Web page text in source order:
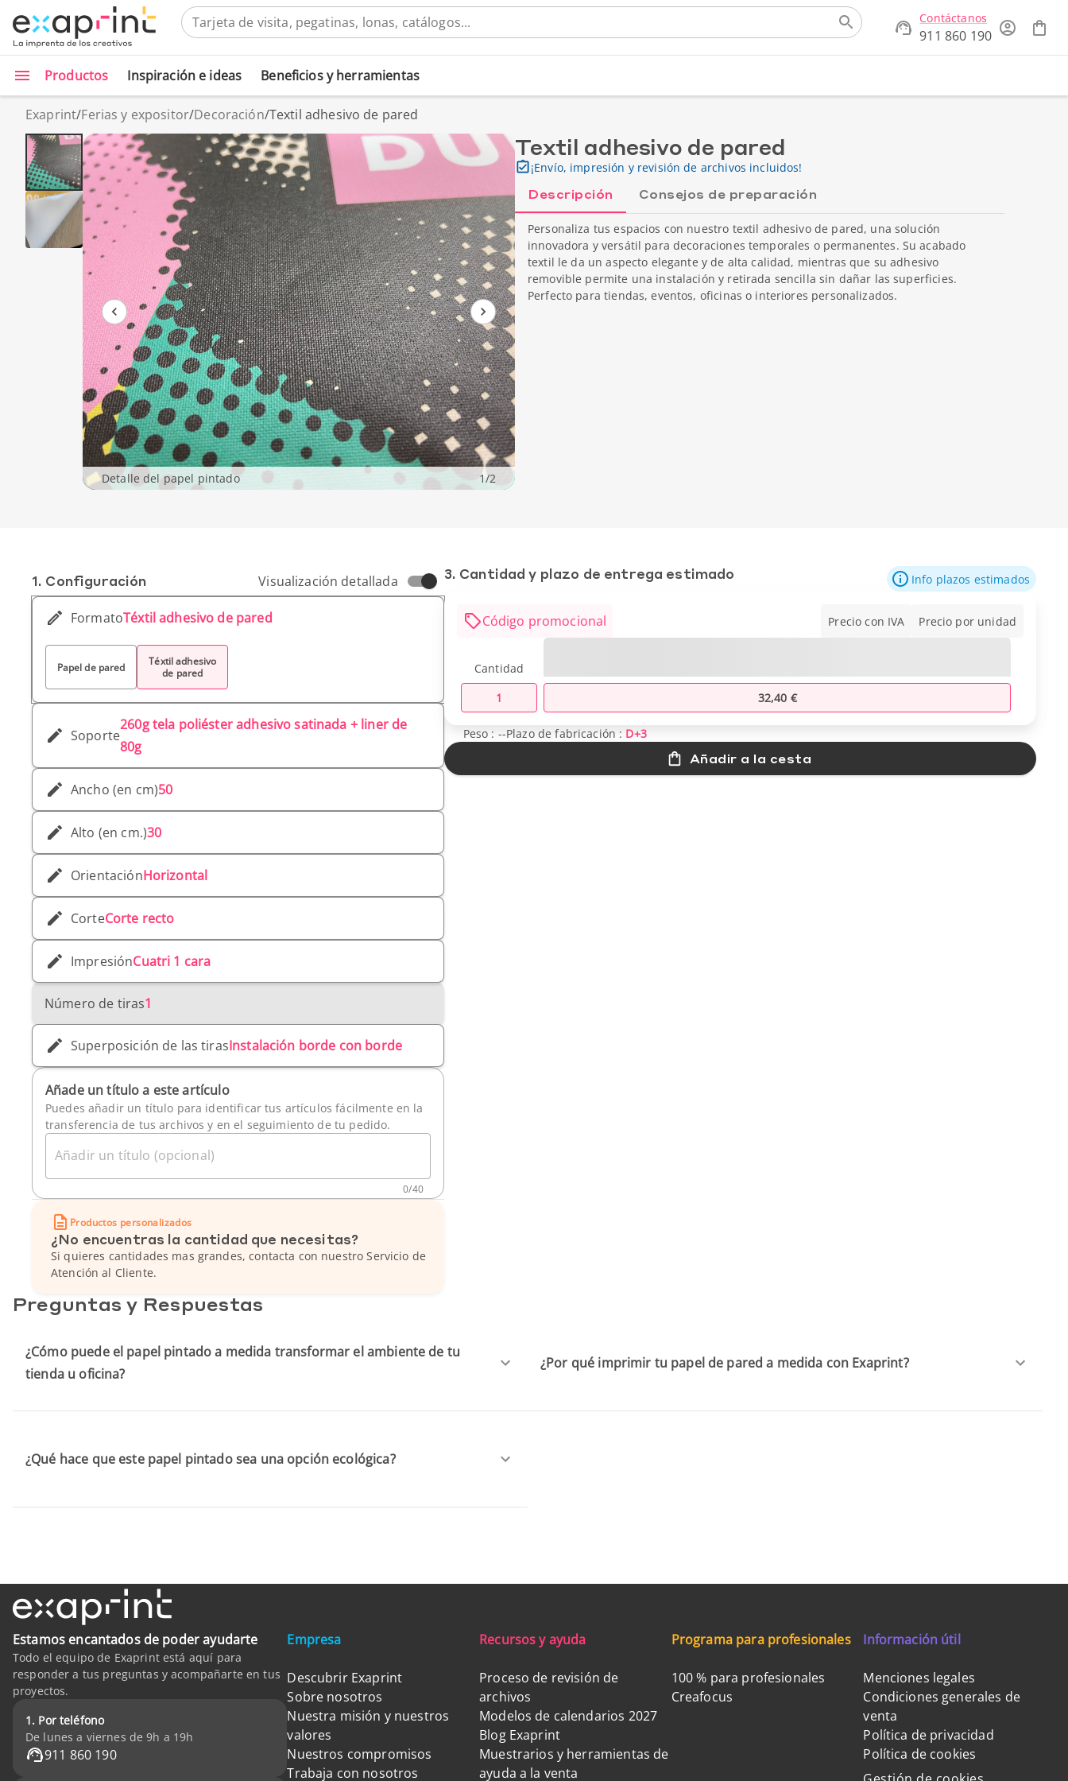
Contáctanos
911 860 190
Productos Inspiración e ideas Beneficios y herramientas
Exaprint/Ferias y expositor/Decoración/Textil adhesivo de pared
Detalle del papel pintado 1/2
Textil adhesivo de pared
¡Envío, impresión y revisión de archivos incluidos!
Descripción Consejos de preparación
Personaliza tus espacios con nuestro textil adhesivo de pared, una solución
innovadora y versátil para decoraciones temporales o permanentes. Su acabado
textil le da un aspecto elegante y de alta calidad, mientras que su adhesivo
removible permite una instalación y retirada sencilla sin dañar las superficies.
Perfecto para tiendas, eventos, oficinas o interiores personalizados.
1. Conf­iguración Visualización detallada
FormatoTéxtil adhesivo de pared
Papel de pared
Téxtil adhesivo
de pared
Soporte
260g tela poliéster adhesivo satinada + liner de
80g
Ancho (en cm)50
Alto (en cm.)30
OrientaciónHorizontal
CorteCorte recto
ImpresiónCuatri 1 cara
Número de tiras1
Superposición de las tirasInstalación borde con borde
Añade un título a este artículo
Puedes añadir un título para identificar tus artículos fácilmente en la
transferencia de tus archivos y en el seguimiento de tu pedido.
Añadir un título (opcional)
0/40
Productos personalizados
¿No encuentras la cantidad que necesitas?
Si quieres cantidades mas grandes, contacta con nuestro Servicio de
Atención al Cliente.
3. Cantidad y plazo de entrega estimado Info plazos estimados
Código promocional Precio con IVA Precio por unidad
Cantidad
1
32,40 €
Peso : --Plazo de fabricación : D+3
Añadir a la cesta
Preguntas y Respuestas
¿Cómo puede el papel pintado a medida transformar el ambiente de tu
tienda u oficina?
¿Qué hace que este papel pintado sea una opción ecológica?
¿Por qué imprimir tu papel de pared a medida con Exaprint?
Estamos encantados de poder ayudarte
Todo el equipo de Exaprint está aquí para
responder a tus preguntas y acompañarte en tus
proyectos.
1. Por teléfono
De lunes a viernes de 9h a 19h
911 860 190
Empresa
Descubrir Exaprint
Sobre nosotros
Nuestra misión y nuestros
valores
Nuestros compromisos
Trabaja con nosotros
Recursos y ayuda
Proceso de revisión de
archivos
Modelos de calendarios 2027
Blog Exaprint
Muestrarios y herramientas de
ayuda a la venta
Programa para profesionales
100 % para profesionales
Creafocus
Información útil
Menciones legales
Condiciones generales de
venta
Política de privacidad
Política de cookies